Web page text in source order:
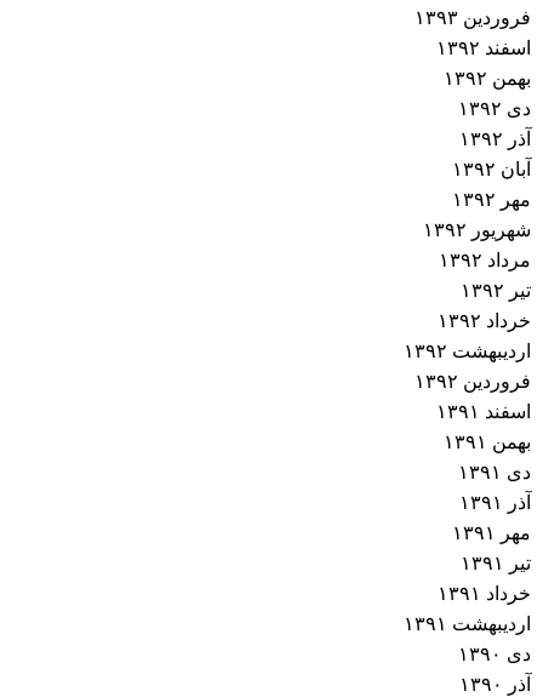
فروردین ۱۳۹۳
اسفند ۱۳۹۲
بهمن ۱۳۹۲
دی ۱۳۹۲
آذر ۱۳۹۲
آبان ۱۳۹۲
مهر ۱۳۹۲
شهریور ۱۳۹۲
مرداد ۱۳۹۲
تیر ۱۳۹۲
خرداد ۱۳۹۲
اردیبهشت ۱۳۹۲
فروردین ۱۳۹۲
اسفند ۱۳۹۱
بهمن ۱۳۹۱
دی ۱۳۹۱
آذر ۱۳۹۱
مهر ۱۳۹۱
تیر ۱۳۹۱
خرداد ۱۳۹۱
اردیبهشت ۱۳۹۱
دی ۱۳۹۰
آذر ۱۳۹۰